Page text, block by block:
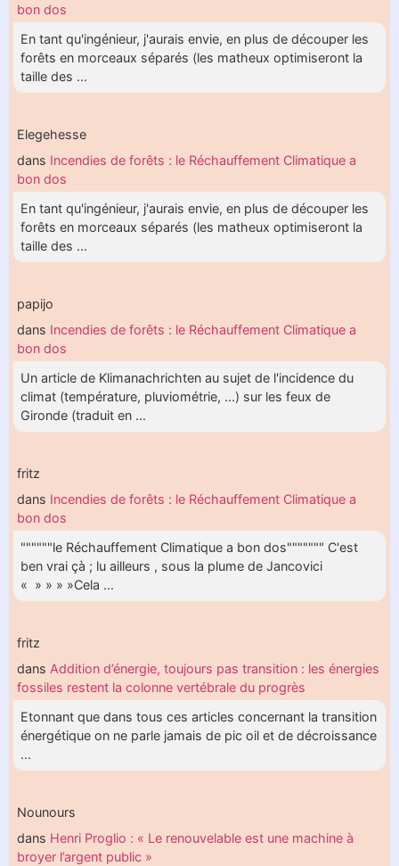
bon dos
En tant qu'ingénieur, j'aurais envie, en plus de découper les
forêts en morceaux séparés (les matheux optimiseront la
taille des ...
Elegehesse
dans Incendies de forêts : le Réchauffement Climatique a
bon dos
En tant qu'ingénieur, j'aurais envie, en plus de découper les
forêts en morceaux séparés (les matheux optimiseront la
taille des ...
papijo
dans Incendies de forêts : le Réchauffement Climatique a
bon dos
Un article de Klimanachrichten au sujet de l'incidence du
climat (température, pluviométrie, ...) sur les feux de
Gironde (traduit en ...
fritz
dans Incendies de forêts : le Réchauffement Climatique a
bon dos
""""""le Réchauffement Climatique a bon dos""""""" C'est
ben vrai çà ; lu ailleurs , sous la plume de Jancovici
« » » » »Cela ...
fritz
dans Addition d’énergie, toujours pas transition : les énergies
fossiles restent la colonne vertébrale du progrès
Etonnant que dans tous ces articles concernant la transition
énergétique on ne parle jamais de pic oil et de décroissance
...
Nounours
dans Henri Proglio : « Le renouvelable est une machine à
broyer l’argent public »